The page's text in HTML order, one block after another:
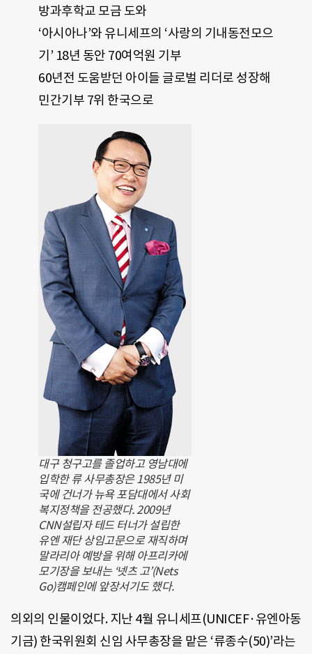
방과후학교 모금 도와
‘아시아나’와 유니세프의 ‘사랑의 기내동전모으
기’ 18년 동안 70여억원 기부
60년전 도움받던 아이들 글로벌 리더로 성장해
민간기부 7위 한국으로
대구 청구고를 졸업하고 영남대에
입학한 류 사무총장은 1985년 미
국에 건너가 뉴욕 포담대에서 사회
복지정책을 전공했다. 2009년
CNN설립자 테드 터너가 설립한
유엔 재단 상임고문으로 재직하며
말라리아 예방을 위해 아프리카에
모기장을 보내는 ‘넷츠 고’(Nets
Go)캠페인에 앞장서기도 했다.
의외의 인물이었다. 지난 4월 유니세프(UNICEF·유엔아동
기금) 한국위원회 신임 사무총장을 맡은 ‘류종수(50)’라는